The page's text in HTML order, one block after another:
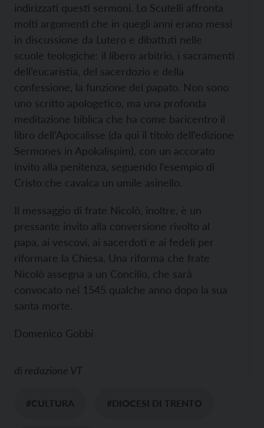
indirizzati questi sermoni. Lo Scutelli affronta
molti argomenti che in quegli anni erano messi
in discussione da Lutero e dibattuti nelle
scuole teologiche: il libero arbitrio, i sacramenti
dell’eucaristia, del sacerdozio e della
confessione, la funzione del papato. Non sono
uno scritto apologetico, ma una profonda
meditazione biblica che ha come baricentro il
libro dell’Apocalisse (da qui il titolo dell’edizione
Sermones in Apokalispim), con un accorato
invito alla penitenza, seguendo l’esempio di
Cristo che cavalca un umile asinello.
Il messaggio di frate Nicolò, inoltre, è un
pressante invito alla conversione rivolto al
papa, ai vescovi, ai sacerdoti e ai fedeli per
riformare la Chiesa. Una riforma che frate
Nicolò assegna a un Concilio, che sarà
convocato nel 1545 qualche anno dopo la sua
santa morte.
Domenico Gobbi
di redazione VT
#CULTURA #DIOCESI DI TRENTO